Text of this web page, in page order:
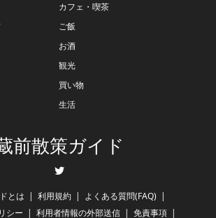
カフェ・喫茶
ご飯
お酒
観光
買い物
生活
前散策ガイド
とは 利用規約
よくある質問(FAQ)
シー
利用者情報の外部送信 免責事項